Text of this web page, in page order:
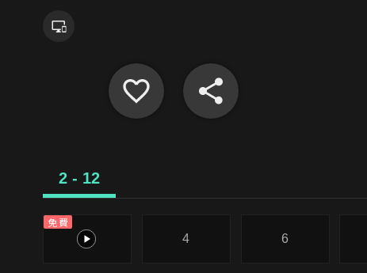
2 - 12
免費
2
4 6